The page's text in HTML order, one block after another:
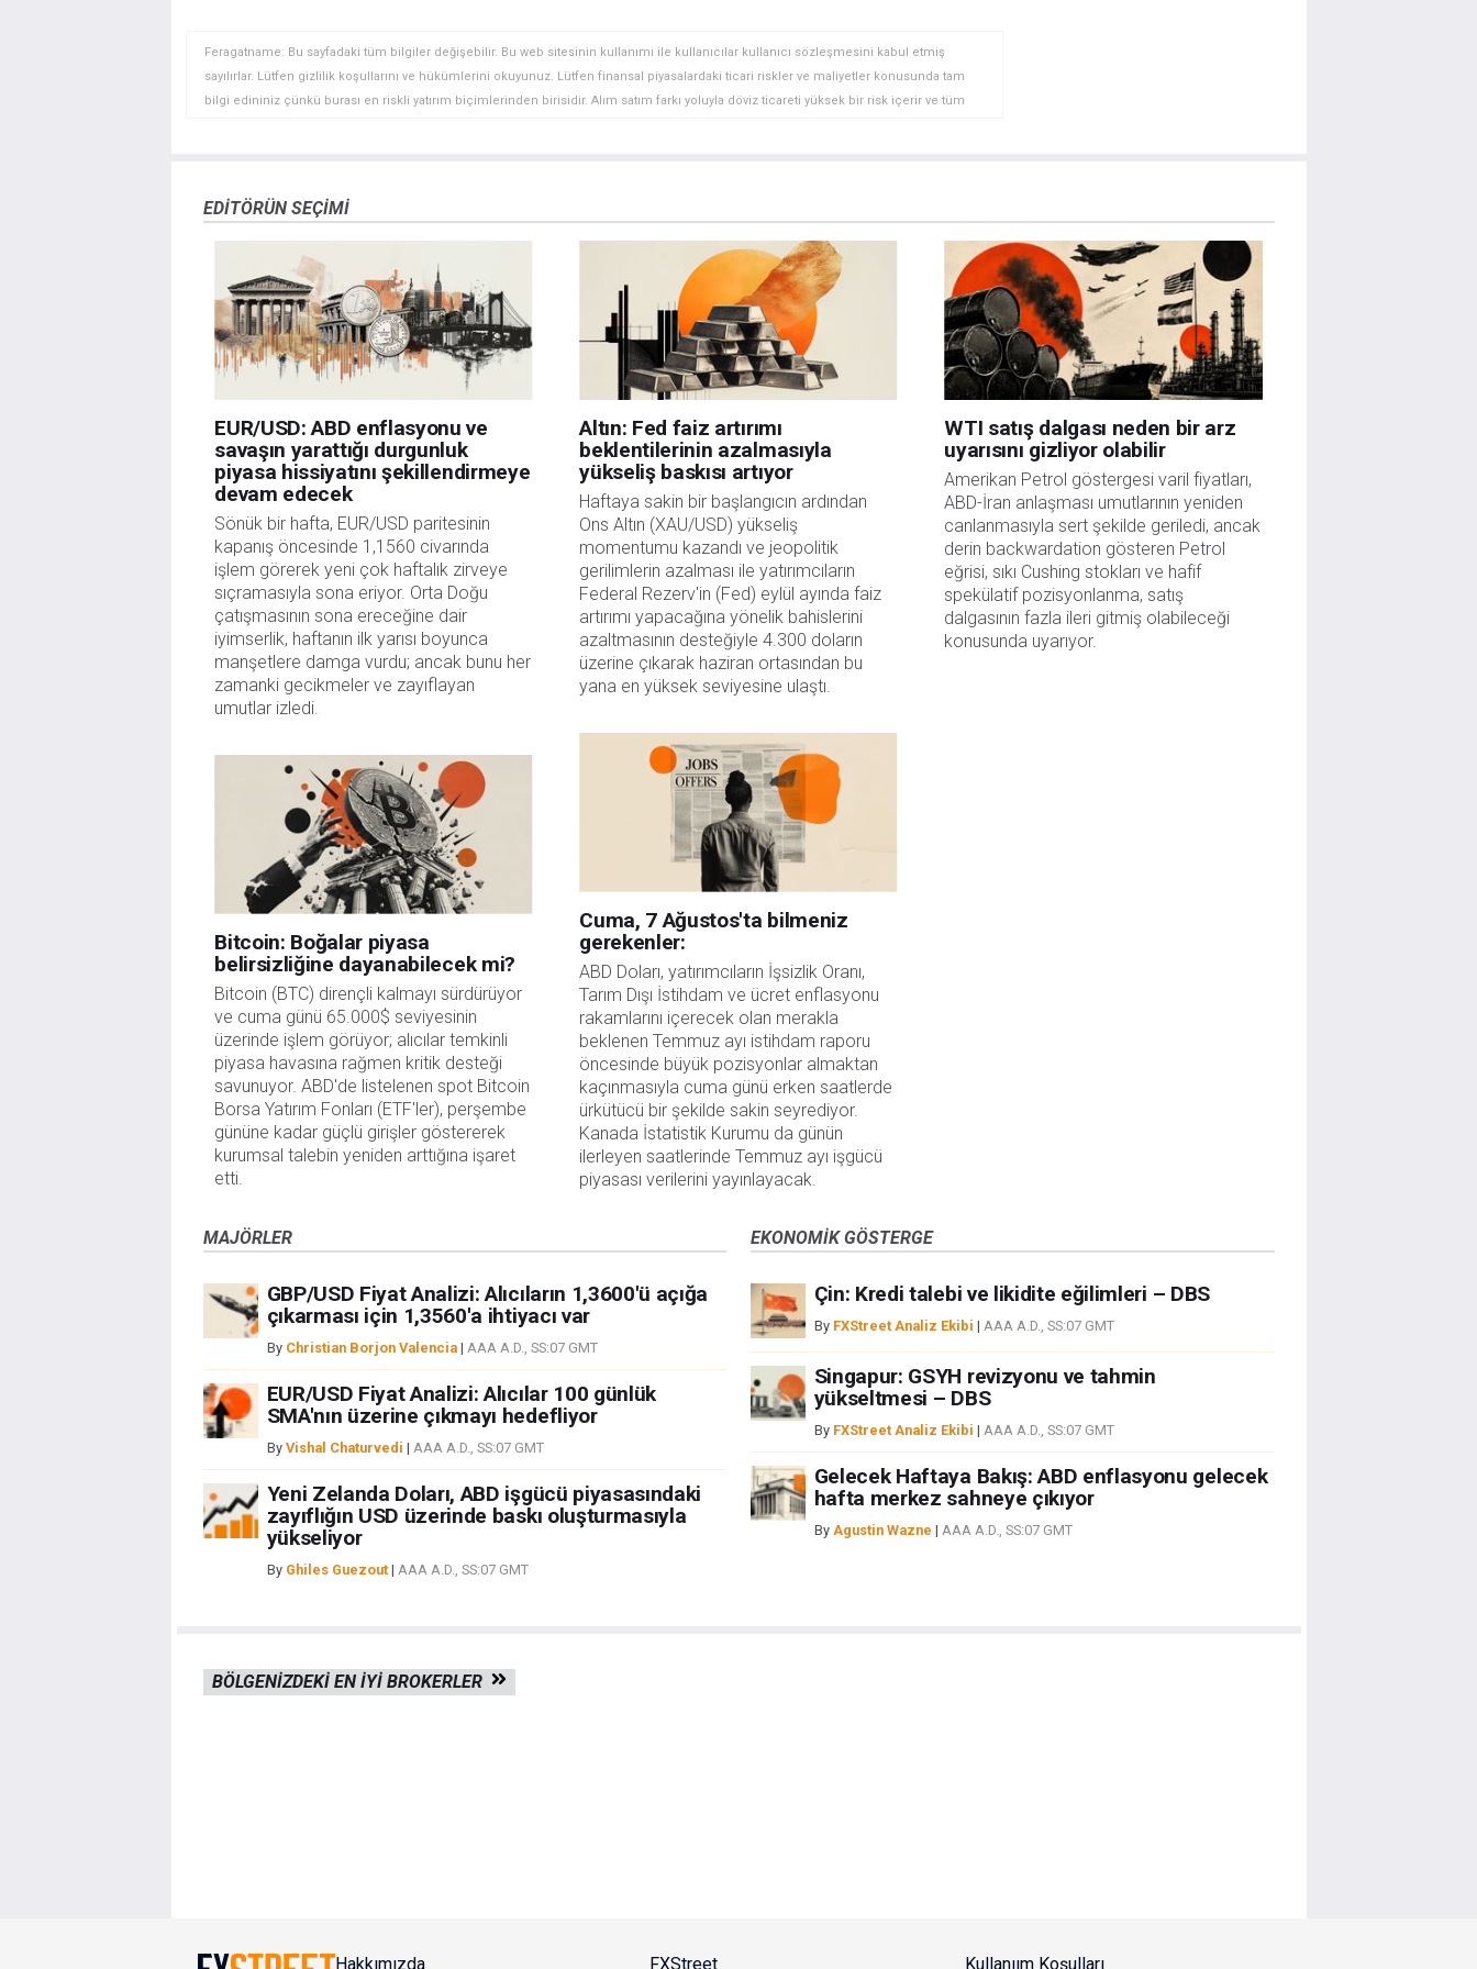
Feragatname: Bu sayfadaki tüm bilgiler değişebilir. Bu web sitesinin kullanımı ile kullanıcılar kullanıcı sözleşmesini kabul etmiş
sayılırlar. Lütfen gizlilik koşullarını ve hükümlerini okuyunuz. Lütfen finansal piyasalardaki ticari riskler ve maliyetler konusunda tam
bilgi edininiz çünkü burası en riskli yatırım biçimlerinden birisidir. Alım satım farkı yoluyla döviz ticareti yüksek bir risk içerir ve tüm
doğrulamak zorunda değildir. FXStreet’de verilen herhangi bir görüş, haber, araştırma, analiz, fiyatlar veya fxstreet.comtarafından bu
sitede yayınlanan bilgiler çalışanlar, ortaklar yada katkıda bulunanlar tarafından genel piyasa yorumu olarak verilmiştir ve yatırım
danışmanlığı teşkil etmemektedir. FXStreet bu tür bilgilerin kullanımı nedeniyle doğrudan yada dolaylı olarak ortaya çıkabilecek
herhangi bir kar kaybı herhangi bir sınırlama olmaksızın herhangi bir kayıp ya da hasar için sorumluluk kabul etmemektedir.
EDITÖRÜN SEÇIMI
EUR/USD: ABD enflasyonu ve
savaşın yarattığı durgunluk
piyasa hissiyatını şekillendirmeye
devam edecek
Sönük bir hafta, EUR/USD paritesinin
kapanış öncesinde 1,1560 civarında
işlem görerek yeni çok haftalık zirveye
sıçramasıyla sona eriyor. Orta Doğu
çatışmasının sona ereceğine dair
iyimserlik, haftanın ilk yarısı boyunca
manşetlere damga vurdu; ancak bunu her
zamanki gecikmeler ve zayıflayan
umutlar izledi.
Bitcoin: Boğalar piyasa
belirsizliğine dayanabilecek mi?
Bitcoin (BTC) dirençli kalmayı sürdürüyor
ve cuma günü 65.000$ seviyesinin
üzerinde işlem görüyor; alıcılar temkinli
piyasa havasına rağmen kritik desteği
savunuyor. ABD'de listelenen spot Bitcoin
Borsa Yatırım Fonları (ETF'ler), perşembe
gününe kadar güçlü girişler göstererek
kurumsal talebin yeniden arttığına işaret
etti.
Altın: Fed faiz artırımı
beklentilerinin azalmasıyla
yükseliş baskısı artıyor
Haftaya sakin bir başlangıcın ardından
Ons Altın (XAU/USD) yükseliş
momentumu kazandı ve jeopolitik
gerilimlerin azalması ile yatırımcıların
Federal Rezerv'in (Fed) eylül ayında faiz
artırımı yapacağına yönelik bahislerini
azaltmasının desteğiyle 4.300 doların
üzerine çıkarak haziran ortasından bu
yana en yüksek seviyesine ulaştı.
Cuma, 7 Ağustos'ta bilmeniz
gerekenler:
ABD Doları, yatırımcıların İşsizlik Oranı,
Tarım Dışı İstihdam ve ücret enflasyonu
rakamlarını içerecek olan merakla
beklenen Temmuz ayı istihdam raporu
öncesinde büyük pozisyonlar almaktan
kaçınmasıyla cuma günü erken saatlerde
ürkütücü bir şekilde sakin seyrediyor.
Kanada İstatistik Kurumu da günün
ilerleyen saatlerinde Temmuz ayı işgücü
piyasası verilerini yayınlayacak.
WTI satış dalgası neden bir arz
uyarısını gizliyor olabilir
Amerikan Petrol göstergesi varil fiyatları,
ABD-İran anlaşması umutlarının yeniden
canlanmasıyla sert şekilde geriledi, ancak
derin backwardation gösteren Petrol
eğrisi, sıkı Cushing stokları ve hafif
spekülatif pozisyonlanma, satış
dalgasının fazla ileri gitmiş olabileceği
konusunda uyarıyor.
MAJÖRLER
GBP/USD Fiyat Analizi: Alıcıların 1,3600'ü açığa
çıkarması için 1,3560'a ihtiyacı var
By Christian Borjon Valencia| AAA A.D., SS:07 GMT
EUR/USD Fiyat Analizi: Alıcılar 100 günlük
SMA'nın üzerine çıkmayı hedefliyor
By Vishal Chaturvedi | AAA A.D., SS:07 GMT
Yeni Zelanda Doları, ABD işgücü piyasasındaki
zayıflığın USD üzerinde baskı oluşturmasıyla
yükseliyor
By Ghiles Guezout| AAA A.D., SS:07 GMT
EKONOMIK GÖSTERGE
Çin: Kredi talebi ve likidite eğilimleri – DBS
By FXStreet Analiz Ekibi | AAA A.D., SS:07 GMT
Singapur: GSYH revizyonu ve tahmin
yükseltmesi – DBS
By FXStreet Analiz Ekibi | AAA A.D., SS:07 GMT
Gelecek Haftaya Bakış: ABD enflasyonu gelecek
hafta merkez sahneye çıkıyor
By Agustin Wazne | AAA A.D., SS:07 GMT
BÖLGENIZDEKI EN IYI BROKERLER
Hakkımızda FXStreet Kullanıım Koşulları